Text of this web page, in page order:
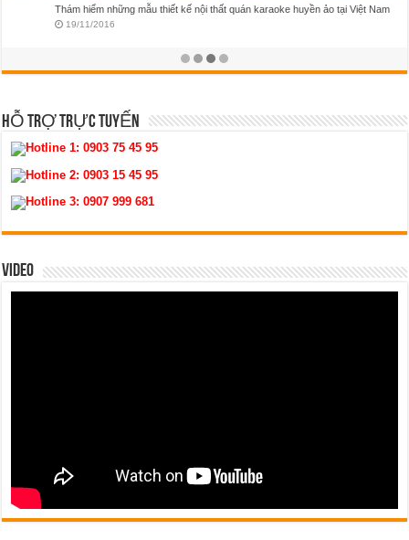
Thám hiểm những mẫu thiết kế nội thất quán karaoke huyền ảo tại Việt Nam
19/11/2016
HỖ TRỢ TRỰC TUYẾN
Hotline 1:0903 75 45 95
Hotline 2:0903 15 45 95
Hotline 3:0907 999 681
VIDEO